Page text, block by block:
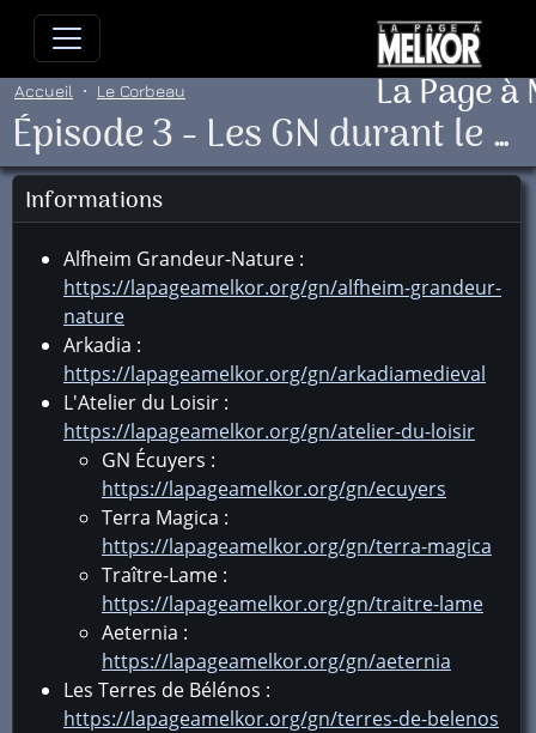
Allez directement au contenu
La Page
Accueil Le Corbeau
Épisode 3 - Les GN durant le Salon de la Passion Médiévale.
Informations
Alfheim Grandeur-Nature :
https://lapageamelkor.org/gn/alfheim-grandeur-
nature
Arkadia :
https://lapageamelkor.org/gn/arkadiamedieval
L'Atelier du Loisir :
https://lapageamelkor.org/gn/atelier-du-loisir
GN Écuyers :
https://lapageamelkor.org/gn/ecuyers
Terra Magica :
https://lapageamelkor.org/gn/terra-magica
Traître-Lame :
https://lapageamelkor.org/gn/traitre-lame
Aeternia :
https://lapageamelkor.org/gn/aeternia
Les Terres de Bélénos :
https://lapageamelkor.org/gn/terres-de-belenos